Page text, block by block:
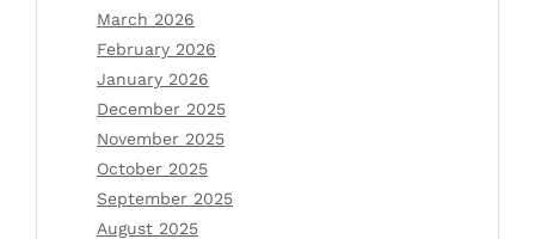
March 2026
February 2026
January 2026
December 2025
November 2025
October 2025
September 2025
August 2025